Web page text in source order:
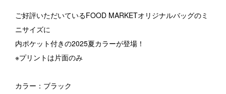
ご好評いただいているFOOD MARKETオリジナルバッグのミ
ニサイズに
内ポケット付きの2025夏カラーが登場！
※プリントは片面のみ
カラー：ブラック